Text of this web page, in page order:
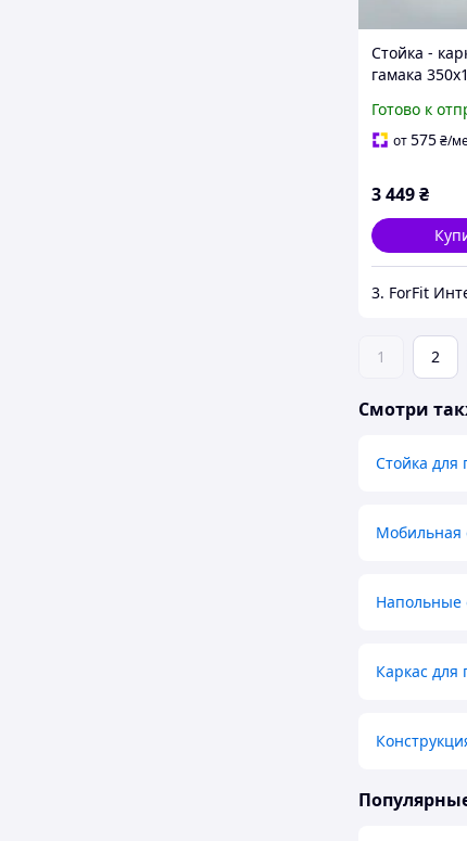
Стойка -
гамака
дома, улицы,
200 кг
Готово к
от575₴/
3 449₴
1 2
Смотри
Стойка для
Мобильная
Напольные
Каркас для